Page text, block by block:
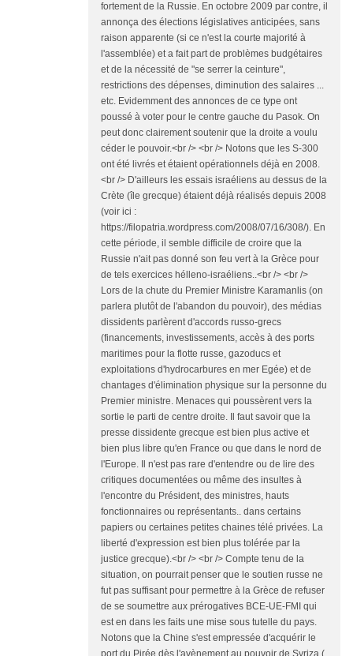
fortement de la Russie. En octobre 2009 par contre, il
annonça des élections législatives anticipées, sans
raison apparente (si ce n'est la courte majorité à
l'assemblée) et a fait part de problèmes budgétaires
et de la nécessité de "se serrer la ceinture",
restrictions des dépenses, diminution des salaires ...
etc. Evidemment des annonces de ce type ont
poussé à voter pour le centre gauche du Pasok. On
peut donc clairement soutenir que la droite a voulu
céder le pouvoir.<br /> <br /> Notons que les S-300
ont été livrés et étaient opérationnels déjà en 2008.
<br /> D'ailleurs les essais israéliens au dessus de la
Crète (île grecque) étaient déjà réalisés depuis 2008
(voir ici :
https://filopatria.wordpress.com/2008/07/16/308/). En
cette période, il semble difficile de croire que la
Russie n'ait pas donné son feu vert à la Grèce pour
de tels exercices hélleno-israéliens..<br /> <br />
Lors de la chute du Premier Ministre Karamanlis (on
parlera plutôt de l'abandon du pouvoir), des médias
dissidents parlèrent d'accords russo-grecs
(financements, investissements, accès à des ports
maritimes pour la flotte russe, gazoducs et
exploitations d'hydrocarbures en mer Egée) et de
chantages d'élimination physique sur la personne du
Premier ministre. Menaces qui poussèrent vers la
sortie le parti de centre droite. Il faut savoir que la
presse dissidente grecque est bien plus active et
bien plus libre qu'en France ou que dans le nord de
l'Europe. Il n'est pas rare d'entendre ou de lire des
critiques documentées ou même des insultes à
l'encontre du Président, des ministres, hauts
fonctionnaires ou représentants.. dans certains
papiers ou certaines petites chaines télé privées. La
liberté d'expression est bien plus tolérée par la
justice grecque).<br /> <br /> Compte tenu de la
situation, on pourrait penser que le soutien russe ne
fut pas suffisant pour permettre à la Grèce de refuser
de se soumettre aux prérogatives BCE-UE-FMI qui
est en dans les faits une mise sous tutelle du pays.
Notons que la Chine s'est empressée d'acquérir le
port du Pirée dès l'avènement au pouvoir de Syriza (